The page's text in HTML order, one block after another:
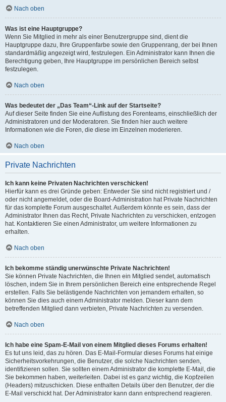
Nach oben
Was ist eine Hauptgruppe?
Wenn Sie Mitglied in mehr als einer Benutzergruppe sind, dient die
Hauptgruppe dazu, Ihre Gruppenfarbe sowie den Gruppenrang, der bei Ihnen
standardmäßig angezeigt wird, festzulegen. Ein Administrator kann Ihnen die
Berechtigung geben, Ihre Hauptgruppe im persönlichen Bereich selbst
festzulegen.
Nach oben
Was bedeutet der „Das Team“-Link auf der Startseite?
Auf dieser Seite finden Sie eine Auflistung des Forenteams, einschließlich der
Administratoren und der Moderatoren. Sie finden hier auch weitere
Informationen wie die Foren, die diese im Einzelnen moderieren.
Nach oben
Private Nachrichten
Ich kann keine Privaten Nachrichten verschicken!
Hierfür kann es drei Gründe geben: Entweder Sie sind nicht registriert und /
oder nicht angemeldet, oder die Board-Administration hat Private Nachrichten
für das komplette Forum ausgeschaltet. Außerdem könnte es sein, dass der
Administrator Ihnen das Recht, Private Nachrichten zu verschicken, entzogen
hat. Kontaktieren Sie einen Administrator, um weitere Informationen zu
erhalten.
Nach oben
Ich bekomme ständig unerwünschte Private Nachrichten!
Sie können Private Nachrichten, die Ihnen ein Mitglied sendet, automatisch
löschen, indem Sie in Ihrem persönlichen Bereich eine entsprechende Regel
erstellen. Falls Sie belästigende Nachrichten von jemandem erhalten, so
können Sie dies auch einem Administrator melden. Dieser kann dem
betreffenden Mitglied dann verbieten, Private Nachrichten zu versenden.
Nach oben
Ich habe eine Spam-E-Mail von einem Mitglied dieses Forums erhalten!
Es tut uns leid, das zu hören. Das E-Mail-Formular dieses Forums hat einige
Sicherheitsvorkehrungen, die Benutzer, die solche Nachrichten senden,
identifizieren sollen. Sie sollten einem Administrator die komplette E-Mail, die
Sie bekommen haben, weiterleiten. Dabei ist es ganz wichtig, die Kopfzeilen
(Headers) mitzuschicken. Diese enthalten Details über den Benutzer, der die
E-Mail verschickt hat. Der Administrator kann dann entsprechend reagieren.